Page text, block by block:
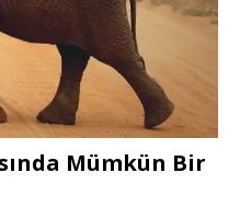
Mümkün Bir